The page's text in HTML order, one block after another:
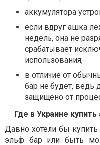
аккумулятора
если вдруг ашка
недель, она не
срабатывает
использования;
в отличие от
бар не будет, ведь
защищено от
Где в Украине
Давно хотели бы
эльф бар или быть